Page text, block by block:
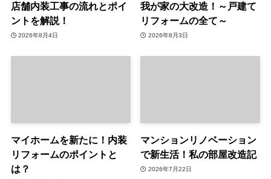
店舗内装工事の流れとポイ
ントを解説！
2026年8月4日
我が家の大改造！～戸建て
リフォームの全て～
2026年8月3日
マイホームを新たに！内装
リフォームのポイントと
は？
マンションリノベーション
で新生活！私の部屋改造記
2026年7月22日